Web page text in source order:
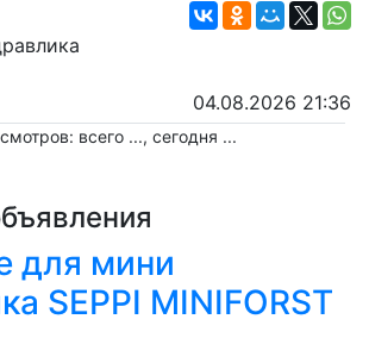
04.08.2026 21:36
всего ..., сегодня ...
для мини
SEPPI MINIFORST